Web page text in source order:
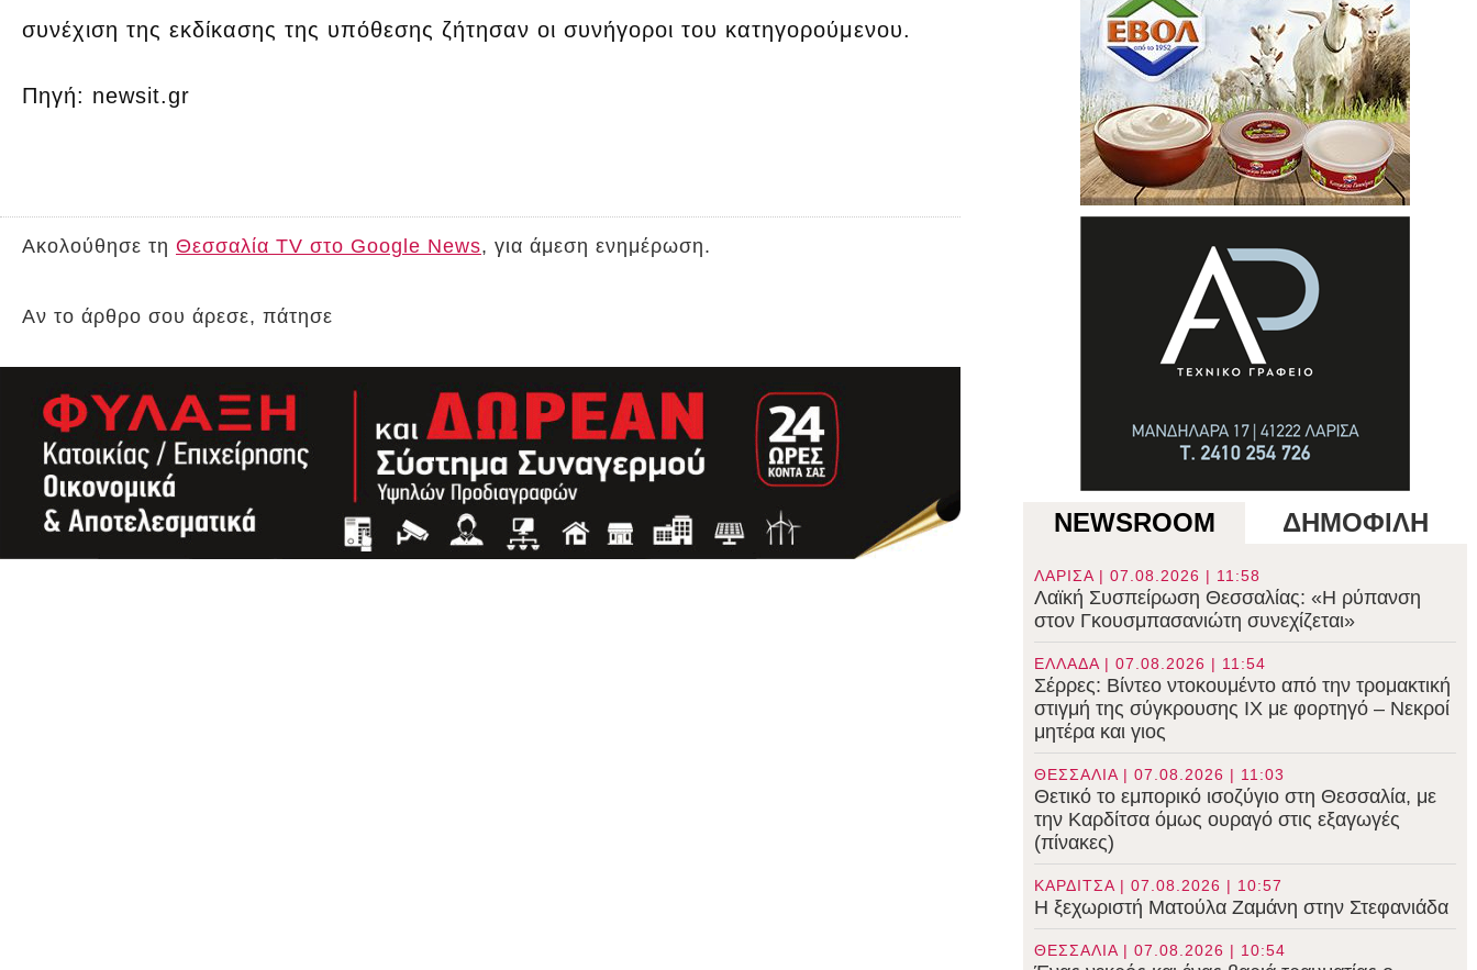
συνέχιση της εκδίκασης της υπόθεσης ζήτησαν οι συνήγοροι του κατηγορούμενου.
Πηγή: newsit.gr
Ακολούθησε τη Θεσσαλία TV στο Google News, για άμεση ενημέρωση.
Αν το άρθρο σου άρεσε, πάτησε
NEWSROOM ΔΗΜΟΦΙΛΗ
ΛΑΡΙΣΑ | 07.08.2026 | 11:58
Λαϊκή Συσπείρωση Θεσσαλίας: «Η ρύπανση
στον Γκουσμπασανιώτη συνεχίζεται»
ΕΛΛΑΔΑ | 07.08.2026 | 11:54
Σέρρες: Βίντεο ντοκουμέντο από την τρομακτική
στιγμή της σύγκρουσης ΙΧ με φορτηγό – Νεκροί
μητέρα και γιος
ΘΕΣΣΑΛΙΑ | 07.08.2026 | 11:03
Θετικό το εμπορικό ισοζύγιο στη Θεσσαλία, με
την Καρδίτσα όμως ουραγό στις εξαγωγές
(πίνακες)
ΚΑΡΔΙΤΣΑ | 07.08.2026 | 10:57
Η ξεχωριστή Ματούλα Ζαμάνη στην Στεφανιάδα
ΘΕΣΣΑΛΙΑ | 07.08.2026 | 10:54